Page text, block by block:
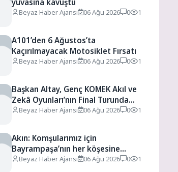
Beyaz Haber Ajansı 06 Ağu 2026 0 1
A101’den 6 Ağustos’ta
Kaçırılmayacak Motosiklet Fırsatı
Beyaz Haber Ajansı 06 Ağu 2026 0 1
Başkan Altay, Genç KOMEK Akıl ve
Zekâ Oyunları’nın Final Turunda
Öğrencilerin Heyecanını Paylaştı
Beyaz Haber Ajansı 06 Ağu 2026 0 1
Akın: Komşularımız için
Bayrampaşa’nın her köşesine
dokunuyoruz
Beyaz Haber Ajansı 06 Ağu 2026 0 1